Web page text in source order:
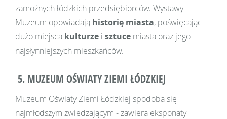
zamożnych łódzkich przedsiębiorców. Wystawy
Muzeum opowiadają historię miasta, poświęcając
dużo miejsca kulturze i sztuce miasta oraz jego
najsłynniejszych mieszkańców.
5. MUZEUM OŚWIATY ZIEMI ŁÓDZKIEJ
Muzeum Oświaty Ziemi Łódzkiej spodoba się
najmłodszym zwiedzającym - zawiera eksponaty